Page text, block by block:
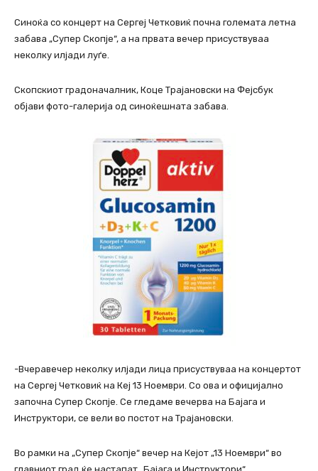
Синоќа со концерт на Сергеј Четковиќ почна големата летна
забава „Супер Скопје“, а на првата вечер присуствуваа
неколку илјади луѓе.
Скопскиот градоначалник, Коце Трајановски на Фејсбук
објави фото-галерија од синоќешната забава.
-Вчеравечер неколку илјади лица присуствуваа на концертот
на Сергеј Четковиќ на Кеј 13 Ноември. Со ова и официјално
започна Супер Скопје. Се гледаме вечерва на Бајага и
Инструктори, се вели во постот на Трајановски.
Во рамки на „Супер Скопје“ вечер на Кејот „13 Ноември“ во